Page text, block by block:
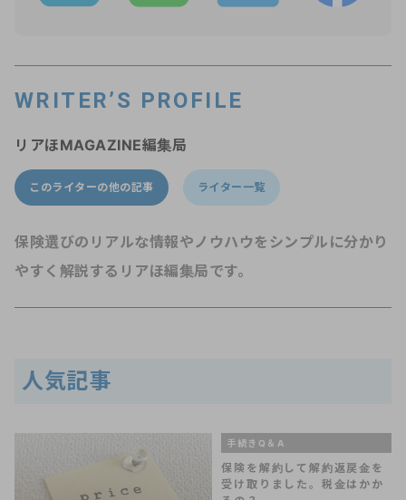
WRITER’S PROFILE
リアほMAGAZINE編集局
このライターの他の記事 ライター一覧
保険選びのリアルな情報やノウハウをシンプルに分かり
やすく解説するリアほ編集局です。
人気記事
手続きQ＆A
保険を解約して解約返戻金を
受け取りました。税金はかか